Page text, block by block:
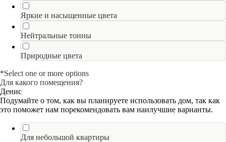
Яркие и насыщенные цвета
Нейтральные тонны
Природные цвета
*Select one or more options
Для какого помещения?
Денис
Подумайте о том, как вы планируете использовать дом, так как
это поможет нам порекомендовать вам наилучшие варианты.
Для небольшой квартиры